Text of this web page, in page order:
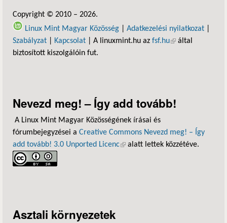
Copyright © 2010 – 2026.
Linux Mint Magyar Közösség
Adatkezelési nyilatkozat
Szabályzat
Kapcsolat | A linuxmint.hu az fsf.hu(külső hivatkozás)
által
biztosított kiszolgálóin fut.
Nevezd meg! – Így add tovább!
A Linux Mint Magyar Közösségének írásai és
fórumbejegyzései a Creative Commons Nevezd meg! – Így
add tovább! 3.0 Unported Licenc(külső hivatkozás)
alatt lettek közzétéve.
Asztali környezetek